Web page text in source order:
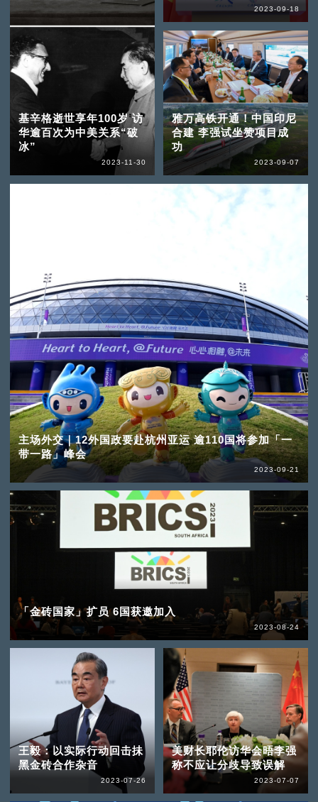
基辛格逝世享年100岁 访
华逾百次为中美关系“破
冰”
2023-11-30
主场外交｜12外国政要赴杭州亚运 逾110国将参加「一
带一路」峰会
2023-09-21
2023-09-18
雅万高铁开通！中国印尼
合建 李强试坐赞项目成
功
2023-09-07
「金砖国家」扩员 6国获邀加入
2023-08-24
王毅：以实际行动回击抺
黑金砖合作杂音
2023-07-26
美财长耶伦访华会晤李强
称不应让分歧导致误解
2023-07-07